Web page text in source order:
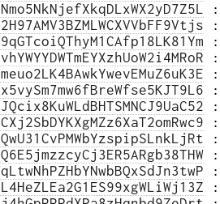
:
:
:
:
:
:
:
:
:
:
:
: